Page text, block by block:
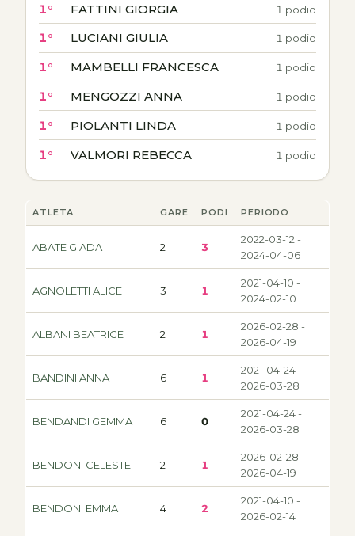
1° FATTINI GIORGIA 1 podio
1° LUCIANI GIULIA 1 podio
1° MAMBELLI FRANCESCA 1 podio
1° MENGOZZI ANNA 1 podio
1° PIOLANTI LINDA 1 podio
1° VALMORI REBECCA 1 podio
ATLETA GARE PODI PERIODO
ABATE GIADA 2 3
2022-03-12 -
2024-04-06
AGNOLETTI ALICE 3 1
2021-04-10 -
2024-02-10
ALBANI BEATRICE 2 1
2026-02-28 -
2026-04-19
BANDINI ANNA 6 1
2021-04-24 -
2026-03-28
BENDANDI GEMMA 6 0
2021-04-24 -
2026-03-28
BENDONI CELESTE 2 1
2026-02-28 -
2026-04-19
BENDONI EMMA 4 2
2021-04-10 -
2026-02-14